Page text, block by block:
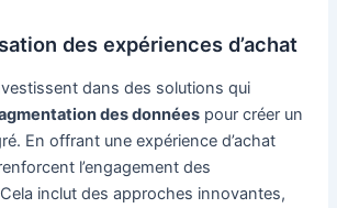
des expériences d’achat
dans des solutions qui
des données pour créer un
En offrant une expérience d’achat
l’engagement des
inclut des approches innovantes,